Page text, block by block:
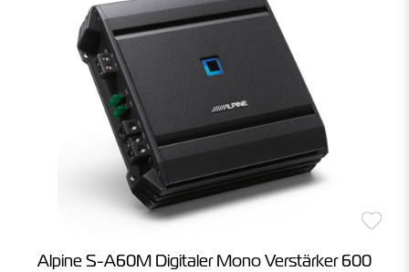
Alpine S-A60M Digitaler Mono Verstärker 600